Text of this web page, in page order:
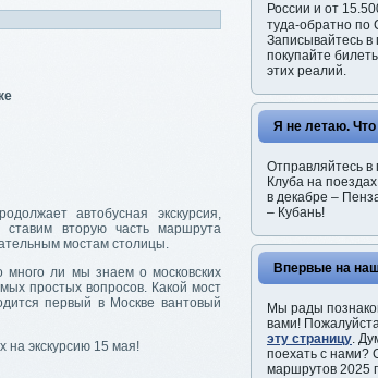
автобусная экскурсия,
вторую часть маршрута
мостам столицы.
много ли мы знаем о московских
простых вопросов. Какой мост
первый в Москве вантовый
на экскурсию 15 мая!
России и от
туда-обратно по
Записывайтесь в
покупайте
этих реалий.
Я не летаю.
Отправляйтесь в
Клуба на
в декабре –
– Кубань!
Впервые на
Мы рады
вами!
эту страницу.
поехать с нами?
маршрутов 2025